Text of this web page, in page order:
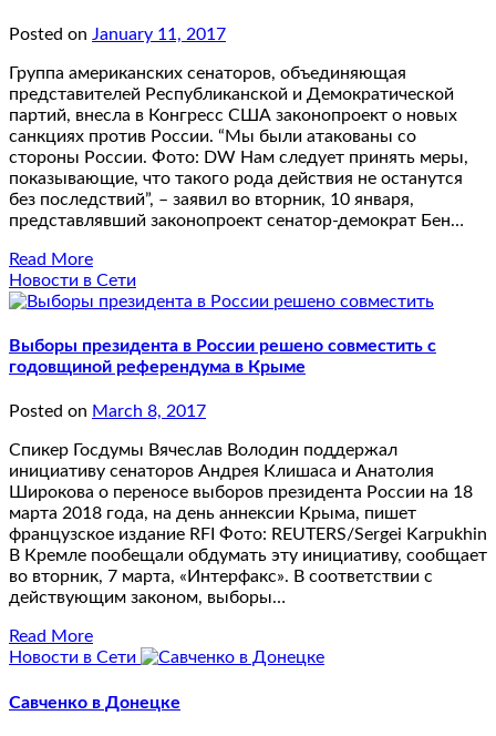
Posted on January 11, 2017
Группа американских сенаторов, объединяющая
представителей Республиканской и Демократической
партий, внесла в Конгресс США законопроект о новых
санкциях против России. “Мы были атакованы со
стороны России. Фото: DW Нам следует принять меры,
показывающие, что такого рода действия не останутся
без последствий”, – заявил во вторник, 10 января,
представлявший законопроект сенатор-демократ Бен…
Read More
Новости в Сети
Выборы президента в России решено совместить с
годовщиной референдума в Крыме
Posted on March 8, 2017
Спикер Госдумы Вячеслав Володин поддержал
инициативу сенаторов Андрея Клишаса и Анатолия
Широкова о переносе выборов президента России на 18
марта 2018 года, на день аннексии Крыма, пишет
французское издание RFI Фото: REUTERS/Sergei Karpukhin
В Кремле пообещали обдумать эту инициативу, сообщает
во вторник, 7 марта, «Интерфакс». В соответствии с
действующим законом, выборы…
Read More
Новости в Сети
Савченко в Донецке